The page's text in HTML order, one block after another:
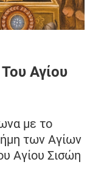
Αγίου
με το
των Αγίων
Αγίου Σισώη